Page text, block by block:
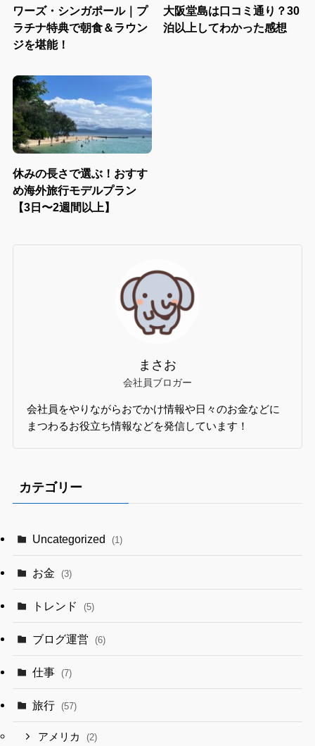
ワーズ・シンガポール｜プ
ラチナ特典で朝食＆ラウン
ジを堪能！
大阪堂島は口コミ通り？30
泊以上してわかった感想
休みの長さで選ぶ！おすす
め海外旅行モデルプラン
【3日〜2週間以上】
まさお
会社員ブロガー
会社員をやりながらおでかけ情報や日々のお金などに
まつわるお役立ち情報などを発信しています！
カテゴリー
Uncategorized (1)
お金 (3)
トレンド (5)
ブログ運営 (6)
仕事 (7)
旅行 (57)
アメリカ (2)